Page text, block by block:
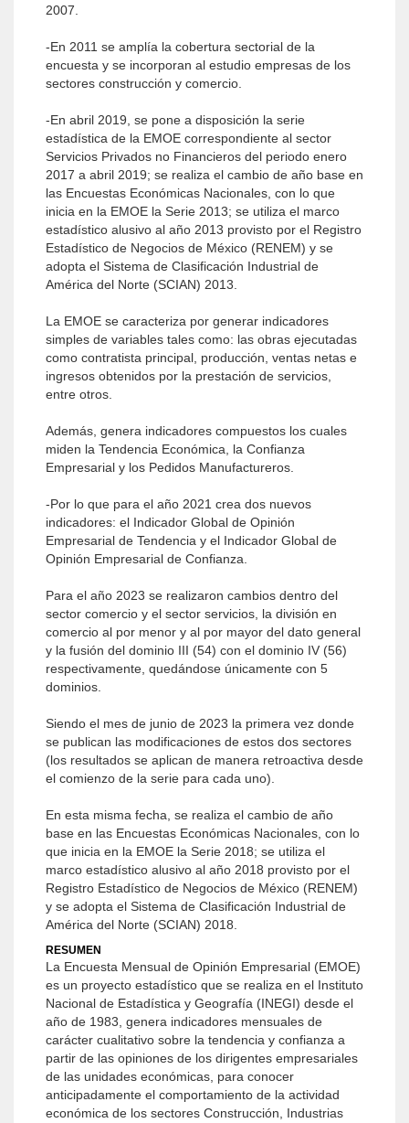
2007.
-En 2011 se amplía la cobertura sectorial de la
encuesta y se incorporan al estudio empresas de los
sectores construcción y comercio.
-En abril 2019, se pone a disposición la serie
estadística de la EMOE correspondiente al sector
Servicios Privados no Financieros del periodo enero
2017 a abril 2019; se realiza el cambio de año base en
las Encuestas Económicas Nacionales, con lo que
inicia en la EMOE la Serie 2013; se utiliza el marco
estadístico alusivo al año 2013 provisto por el Registro
Estadístico de Negocios de México (RENEM) y se
adopta el Sistema de Clasificación Industrial de
América del Norte (SCIAN) 2013.
La EMOE se caracteriza por generar indicadores
simples de variables tales como: las obras ejecutadas
como contratista principal, producción, ventas netas e
ingresos obtenidos por la prestación de servicios,
entre otros.
Además, genera indicadores compuestos los cuales
miden la Tendencia Económica, la Confianza
Empresarial y los Pedidos Manufactureros.
-Por lo que para el año 2021 crea dos nuevos
indicadores: el Indicador Global de Opinión
Empresarial de Tendencia y el Indicador Global de
Opinión Empresarial de Confianza.
Para el año 2023 se realizaron cambios dentro del
sector comercio y el sector servicios, la división en
comercio al por menor y al por mayor del dato general
y la fusión del dominio III (54) con el dominio IV (56)
respectivamente, quedándose únicamente con 5
dominios.
Siendo el mes de junio de 2023 la primera vez donde
se publican las modificaciones de estos dos sectores
(los resultados se aplican de manera retroactiva desde
el comienzo de la serie para cada uno).
En esta misma fecha, se realiza el cambio de año
base en las Encuestas Económicas Nacionales, con lo
que inicia en la EMOE la Serie 2018; se utiliza el
marco estadístico alusivo al año 2018 provisto por el
Registro Estadístico de Negocios de México (RENEM)
y se adopta el Sistema de Clasificación Industrial de
América del Norte (SCIAN) 2018.
RESUMEN
La Encuesta Mensual de Opinión Empresarial (EMOE)
es un proyecto estadístico que se realiza en el Instituto
Nacional de Estadística y Geografía (INEGI) desde el
año de 1983, genera indicadores mensuales de
carácter cualitativo sobre la tendencia y confianza a
partir de las opiniones de los dirigentes empresariales
de las unidades económicas, para conocer
anticipadamente el comportamiento de la actividad
económica de los sectores Construcción, Industrias